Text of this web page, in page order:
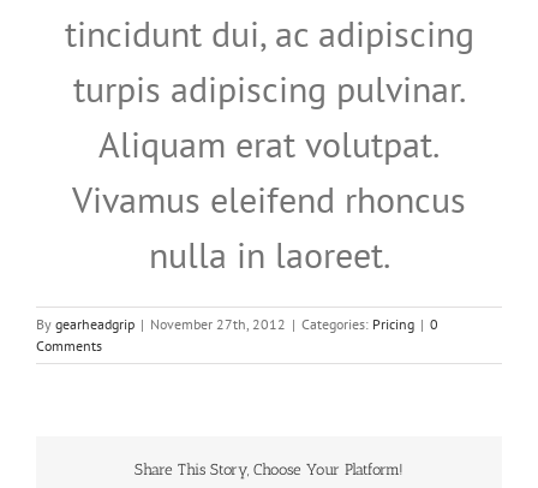
tincidunt dui, ac adipiscing
turpis adipiscing pulvinar.
Aliquam erat volutpat.
Vivamus eleifend rhoncus
nulla in laoreet.
By gearheadgrip | November 27th, 2012 | Categories: Pricing | 0
Comments
Share This Story, Choose Your Platform!